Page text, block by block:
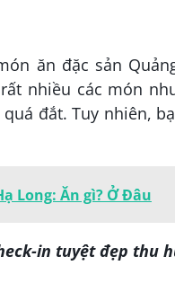
ăn đặc sản
nhiều các món
đắt. Tuy nhiên,
Long: Ăn gì? Ở Đâu
in tuyệt đẹp thu